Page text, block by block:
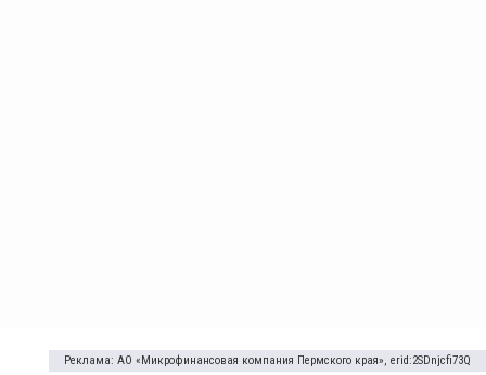
Реклама: АО «Микрофинансовая компания Пермского края», erid:2SDnjcfi73Q